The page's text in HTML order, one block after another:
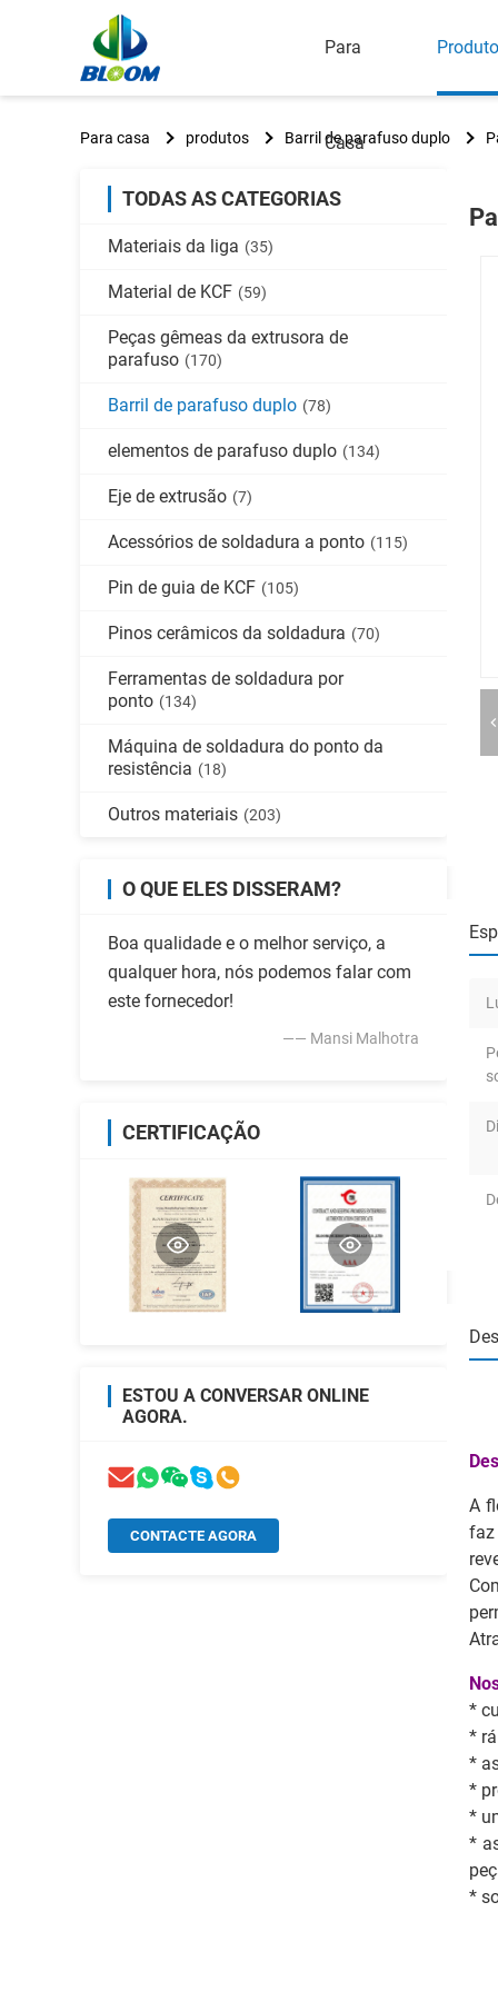
Para
Casa
Para casa produtos Barril de parafuso duplo
TODAS AS CATEGORIAS
Materiais da liga (35)
Material de KCF (59)
Peças gêmeas da extrusora de
parafuso (170)
Barril de parafuso duplo (78)
elementos de parafuso duplo (134)
Eje de extrusão (7)
Acessórios de soldadura a ponto (115)
Pin de guia de KCF (105)
Pinos cerâmicos da soldadura (70)
Ferramentas de soldadura por
ponto (134)
Máquina de soldadura do ponto da
resistência (18)
Outros materiais (203)
O QUE ELES DISSERAM?
Boa qualidade e o melhor serviço, a
qualquer hora, nós podemos falar com
este fornecedor!
—— Mansi Malhotra
CERTIFICAÇÃO
ESTOU A CONVERSAR ONLINE
AGORA.
CONTACTE AGORA
A
faz
*
*
*
*
*
*
*